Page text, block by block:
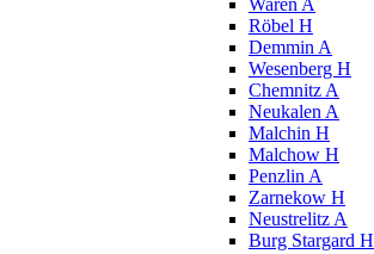
Waren A
Röbel H
Demmin A
Wesenberg H
Chemnitz A
Neukalen A
Malchin H
Malchow H
Penzlin A
Zarnekow H
Neustrelitz A
Burg Stargard H